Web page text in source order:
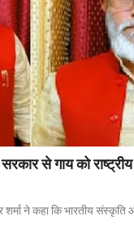
से गाय को राष्ट्रीय
ने कहा कि भारतीय संस्कृति